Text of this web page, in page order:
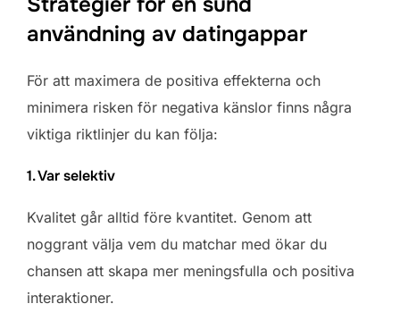
användning av datingappar
För att maximera de positiva effekterna och
minimera risken för negativa känslor finns några
viktiga riktlinjer du kan följa:
1. Var selektiv
Kvalitet går alltid före kvantitet. Genom att
noggrant välja vem du matchar med ökar du
chansen att skapa mer meningsfulla och positiva
interaktioner.